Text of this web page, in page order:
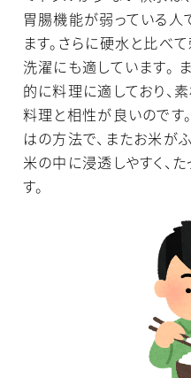
胃腸機能が弱っている人
ます。さらに硬水と比べ
洗濯にも適しています。
的に料理に適しており、
料理と相性が良いのです
はの方法で、またお米が
米の中に浸透しやすく、
す。